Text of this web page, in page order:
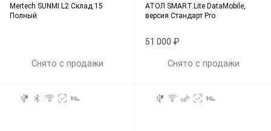
Mertech SUNMI L2 Склад 15
Полный
Снято с продажи
АТОЛ SMART.Lite DataMobile,
версия Стандарт Pro
51 000 ₽
Снято с продажи